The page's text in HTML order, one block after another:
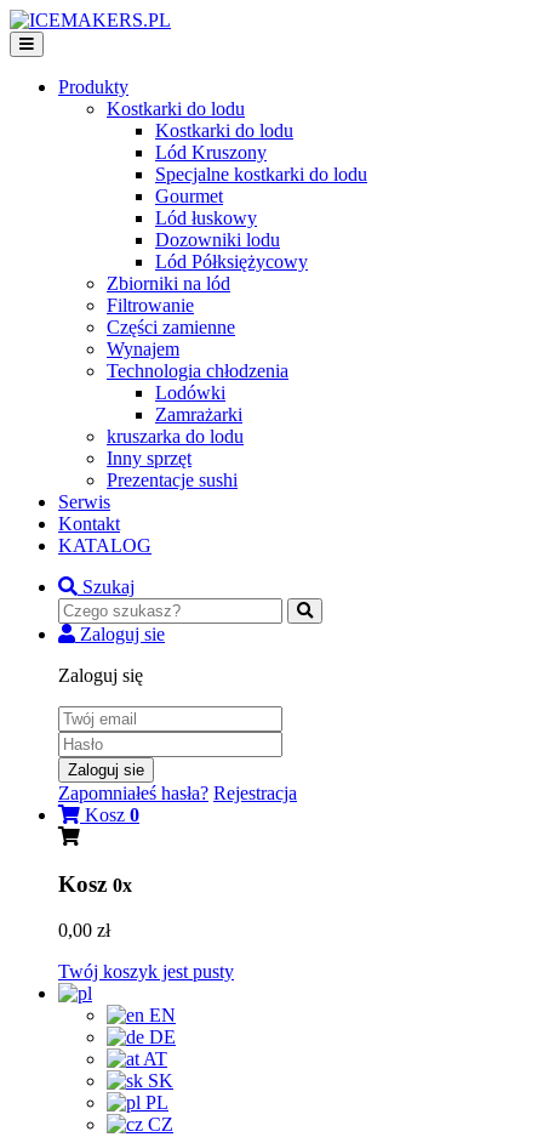
Produkty
Kostkarki do lodu
Kostkarki do lodu
Lód Kruszony
Specjalne kostkarki do lodu
Gourmet
Lód łuskowy
Dozowniki lodu
Lód Półksiężycowy
Zbiorniki na lód
Filtrowanie
Części zamienne
Wynajem
Technologia chłodzenia
Lodówki
Zamrażarki
kruszarka do lodu
Inny sprzęt
Prezentacje sushi
Serwis
Kontakt
KATALOG
Szukaj
Zaloguj sie
Zaloguj się
Zaloguj sie
Zapomniałeś hasła? Rejestracja
Kosz 0
Kosz 0x
0,00 zł
Twój koszyk jest pusty
EN
DE
AT
SK
PL
CZ